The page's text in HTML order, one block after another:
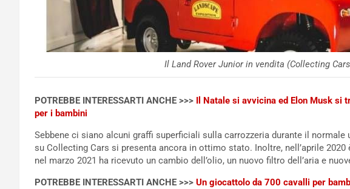
Il Land Rover Junior in vendita (Collecting
POTREBBE INTERESSARTI ANCHE >>>
Il Natale si avvicina ed Elon Musk
per i bambini
Sebbene ci siano alcuni graffi superficiali sulla carrozzeria durante il
su Collecting Cars si presenta ancora in ottimo stato. Inoltre, nell’aprile
nel marzo 2021 ha ricevuto un cambio dell’olio, un nuovo filtro dell’aria e
POTREBBE INTERESSARTI ANCHE >>> Un giocattolo da 700 cavalli per